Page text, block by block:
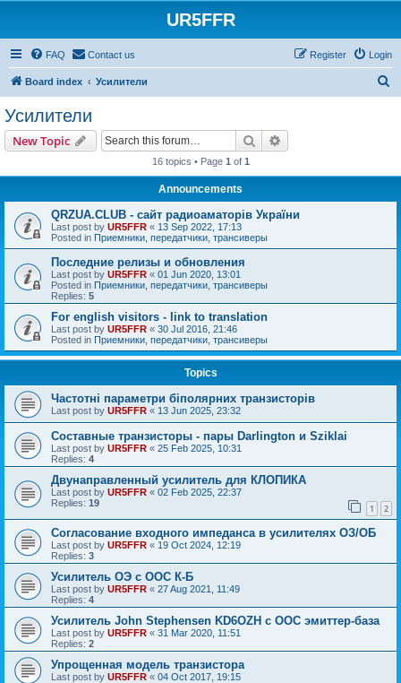
UR5FFR
FAQ Contact us Login
Register
Board index Усилители
Усилители
New Topic Search
16 topics • Page 1 of 1
Announcements
QRZUA.CLUB - сайт радиоаматорів України
Last post by UR5FFR « 13 Sep 2022, 17:13
Posted in Приемники, передатчики, трансиверы
Последние релизы и обновления
Last post by UR5FFR « 01 Jun 2020, 13:01
Posted in Приемники, передатчики, трансиверы
Replies: 5
For english visitors - link to translation
Last post by UR5FFR « 30 Jul 2016, 21:46
Posted in Приемники, передатчики, трансиверы
Topics
Частотні параметри біполярних транзисторів
Last post by UR5FFR « 13 Jun 2025, 23:32
Составные транзисторы - пары Darlington и Sziklai
Last post by UR5FFR « 25 Feb 2025, 10:31
Replies: 4
Двунаправленный усилитель для КЛОПИКА
Last post by UR5FFR « 02 Feb 2025, 22:37
Replies: 19 1 2
Согласование входного импеданса в усилителях ОЗ/ОБ
Last post by UR5FFR « 19 Oct 2024, 12:19
Replies: 3
Усилитель ОЭ с ООС К-Б
Last post by UR5FFR « 27 Aug 2021, 11:49
Replies: 4
Усилитель John Stephensen KD6OZH с ООС эмиттер-база
Last post by UR5FFR « 31 Mar 2020, 11:51
Replies: 2
Упрощенная модель транзистора
Last post by UR5FFR « 04 Oct 2017, 19:15